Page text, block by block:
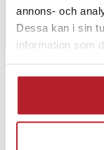
annons- och
Dessa kan i sin
information som